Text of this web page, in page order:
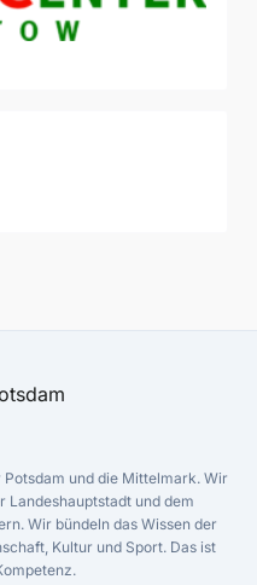
und die Mittelmark. Wir
Landeshauptstadt und dem
Wir bündeln das Wissen der
Kultur und Sport. Das ist